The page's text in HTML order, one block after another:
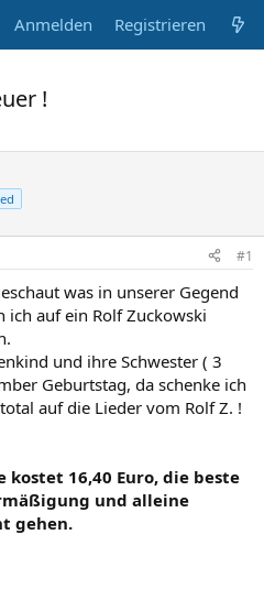
Anmelden Registrieren
!
#1
was in unserer Gegend
ich auf ein Rolf Zuckowski
und ihre Schwester ( 3
Geburtstag, da schenke ich
auf die Lieder vom Rolf Z. !
kostet 16,40 Euro, die beste
und alleine
gehen.